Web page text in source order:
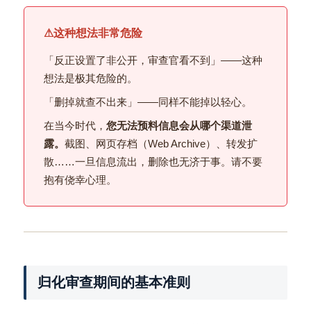
⚠这种想法非常危险
「反正设置了非公开，审查官看不到」——这种
想法是极其危险的。
「删掉就查不出来」——同样不能掉以轻心。
在当今时代， 您无法预料信息会从哪个渠道泄
露。 截图、网页存档（Web Archive）、转发扩
散……一旦信息流出，删除也无济于事。请不要
抱有侥幸心理。
归化审查期间的基本准则